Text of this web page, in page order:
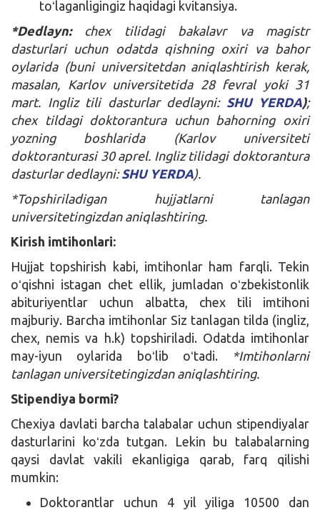
toʻlaganligingiz haqidagi kvitansiya.
*Dedlayn: chex tilidagi bakalavr va magistr
dasturlari uchun odatda qishning oxiri va bahor
oylarida (buni universitetdan aniqlashtirish kerak,
masalan, Karlov universitetida 28 fevral yoki 31
mart. Ingliz tili dasturlar dedlayni: SHU YERDA);
chex tildagi doktorantura uchun bahorning oxiri
yozning boshlarida (Karlov universiteti
doktoranturasi 30 aprel. Ingliz tilidagi doktorantura
dasturlar dedlayni:SHU YERDA).
*Topshiriladigan hujjatlarni tanlagan
universitetingizdan aniqlashtiring.
Kirish imtihonlari:
Hujjat topshirish kabi, imtihonlar ham farqli. Tekin
oʻqishni istagan chet ellik, jumladan oʻzbekistonlik
abituriyentlar uchun albatta, chex tili imtihoni
majburiy. Barcha imtihonlar Siz tanlagan tilda (ingliz,
chex, nemis va h.k) topshiriladi. Odatda imtihonlar
may-iyun oylarida boʻlib oʻtadi.
*Imtihonlarni
tanlagan universitetingizdan aniqlashtiring.
Stipendiya bormi?
Chexiya davlati barcha talabalar uchun stipendiyalar
dasturlarini koʻzda tutgan. Lekin bu talabalarning
qaysi davlat vakili ekanligiga qarab, farq qilishi
mumkin:
Doktorantlar uchun 4 yil yiliga 10500 dan